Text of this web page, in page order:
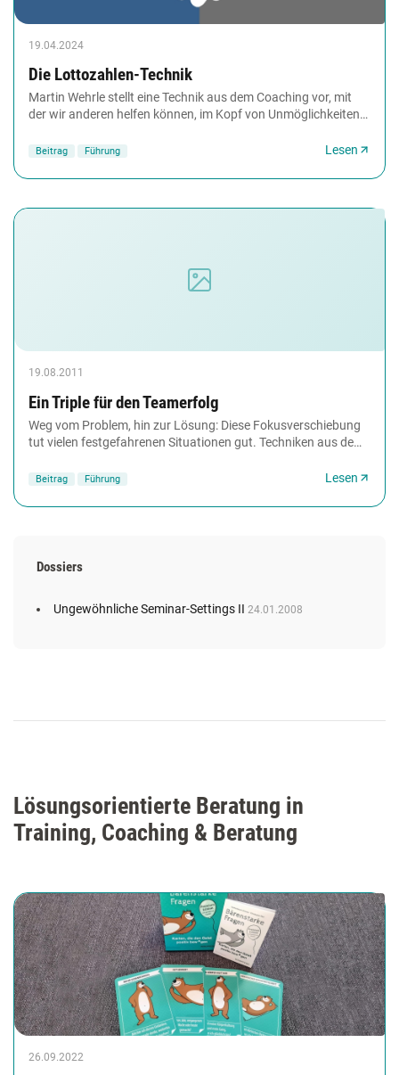
19.04.2024
Die Lottozahlen-Technik
Martin Wehrle stellt eine Technik aus dem Coaching vor, mit
der wir anderen helfen können, im Kopf von Unmöglichkeiten
Beitrag Führung Lesen
19.08.2011
Ein Triple für den Teamerfolg
Weg vom Problem, hin zur Lösung: Diese Fokusverschiebung
tut vielen festgefahrenen Situationen gut. Techniken aus dem
Beitrag Führung Lesen
Dossiers
Ungewöhnliche Seminar-Settings II 24.01.2008
Lösungsorientierte Beratung in
Training, Coaching & Beratung
26.09.2022